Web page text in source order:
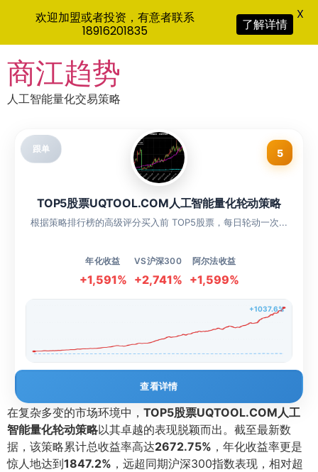
to
content
商江趋势
人工智能量化交易策略
跟单 5
TOP5股票UQTOOL.COM人工智能量化轮动策略
根据策略排行榜的高级评分买入前 TOP5股票，每日轮动一次...
年化收益
+1,591%
VS沪深300
+2,741%
阿尔法收益
+1,599%
+1037.6%
查看详情
在复杂多变的市场环境中， TOP5股票UQTOOL.COM人工
智能量化轮动策略以其卓越的表现脱颖而出。截至最新数
据，该策略累计总收益率高达2672.75% ，年化收益率更是
惊人地达到1847.2% ，远超同期沪深300指数表现，相对超
欢迎加盟或者投资，有意者联系
18916201835
了解详情
X